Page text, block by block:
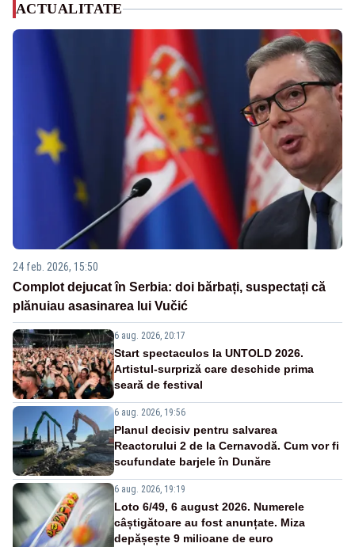
ACTUALITATE
24 feb. 2026, 15:50
Complot dejucat în Serbia: doi bărbați, suspectați că
plănuiau asasinarea lui Vučić
6 aug. 2026, 20:17
Start spectaculos la UNTOLD 2026.
Artistul-surpriză care deschide prima
seară de festival
6 aug. 2026, 19:56
Planul decisiv pentru salvarea
Reactorului 2 de la Cernavodă. Cum vor fi
scufundate barjele în Dunăre
6 aug. 2026, 19:19
Loto 6/49, 6 august 2026. Numerele
câștigătoare au fost anunțate. Miza
depășește 9 milioane de euro